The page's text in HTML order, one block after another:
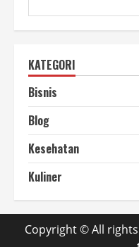
KATEGORI
Bisnis
Blog
Kesehatan
Kuliner
Copyright © All